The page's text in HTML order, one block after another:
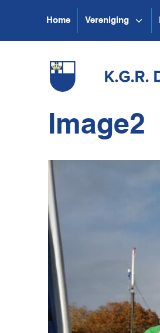
Home Vereniging
Image2